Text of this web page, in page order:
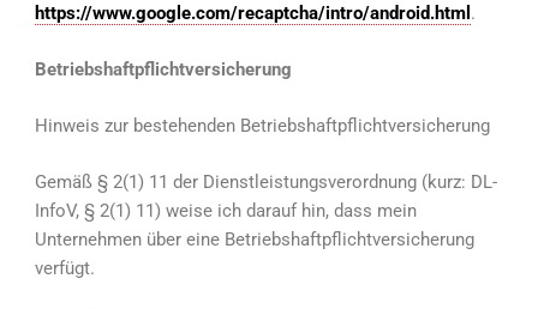
https://www.google.com/recaptcha/intro/android.html .
Betriebshaftpflichtversicherung
Hinweis zur bestehenden Betriebshaftpflichtversicherung
Gemäß § 2(1) 11 der Dienstleistungsverordnung (kurz: DL-
InfoV, § 2(1) 11) weise ich darauf hin, dass mein
Unternehmen über eine Betriebshaftpflichtversicherung
verfügt.